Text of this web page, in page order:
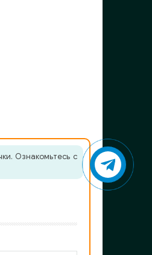
Ознакомьтесь с